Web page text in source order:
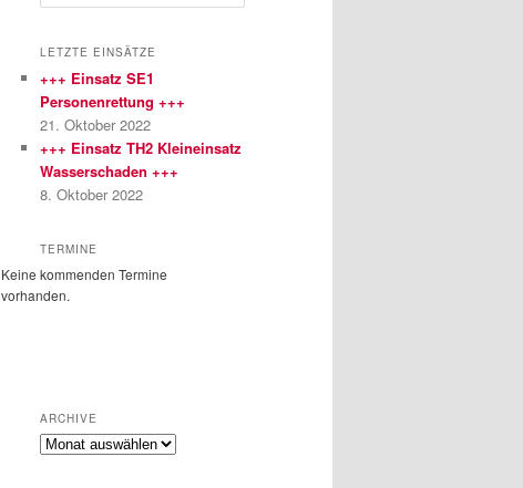
u
h
n
LETZTE EINSÄTZE
+++ Einsatz SE1
Personenrettung +++
21. Oktober 2022
+++ Einsatz TH2 Kleineinsatz
Wasserschaden +++
8. Oktober 2022
TERMINE
Keine kommenden Termine
vorhanden.
ARCHIVE
Archive